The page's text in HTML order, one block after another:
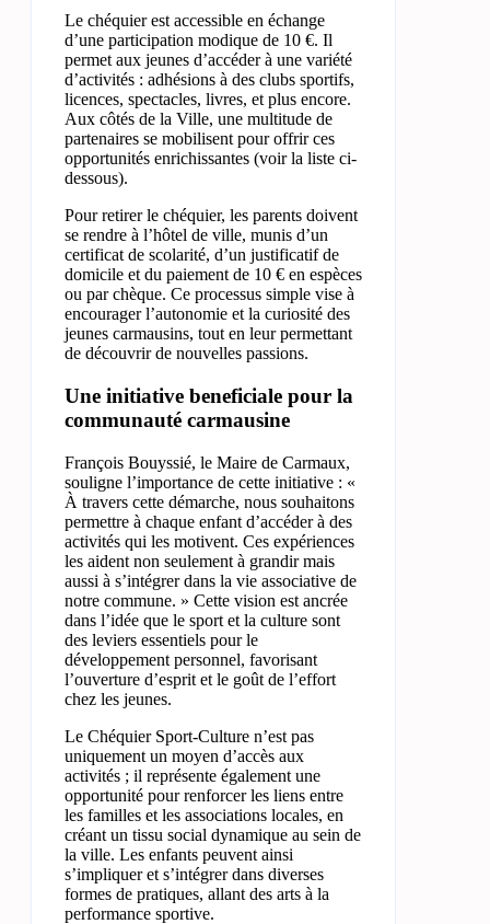
Le chéquier est accessible en échange
d’une participation modique de 10 €. Il
permet aux jeunes d’accéder à une variété
d’activités : adhésions à des clubs sportifs,
licences, spectacles, livres, et plus encore.
Aux côtés de la Ville, une multitude de
partenaires se mobilisent pour offrir ces
opportunités enrichissantes (voir la liste ci-
dessous).
Pour retirer le chéquier, les parents doivent
se rendre à l’hôtel de ville, munis d’un
certificat de scolarité, d’un justificatif de
domicile et du paiement de 10 € en espèces
ou par chèque. Ce processus simple vise à
encourager l’autonomie et la curiosité des
jeunes carmausins, tout en leur permettant
de découvrir de nouvelles passions.
Une initiative beneficiale pour la
communauté carmausine
François Bouyssié, le Maire de Carmaux,
souligne l’importance de cette initiative : «
À travers cette démarche, nous souhaitons
permettre à chaque enfant d’accéder à des
activités qui les motivent. Ces expériences
les aident non seulement à grandir mais
aussi à s’intégrer dans la vie associative de
notre commune. » Cette vision est ancrée
dans l’idée que le sport et la culture sont
des leviers essentiels pour le
développement personnel, favorisant
l’ouverture d’esprit et le goût de l’effort
chez les jeunes.
Le Chéquier Sport-Culture n’est pas
uniquement un moyen d’accès aux
activités ; il représente également une
opportunité pour renforcer les liens entre
les familles et les associations locales, en
créant un tissu social dynamique au sein de
la ville. Les enfants peuvent ainsi
s’impliquer et s’intégrer dans diverses
formes de pratiques, allant des arts à la
performance sportive.